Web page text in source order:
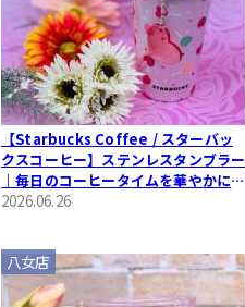
【Starbucks Coffee / スターバッ
クスコーヒー】ステンレスタンブラー
｜毎日のコーヒータイムを華やかに彩
るキャンディ柄
2026.06.26
八女店